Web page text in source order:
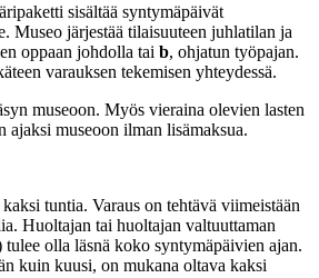
sisältää syntymäpäivät
Museo järjestää tilaisuuteen juhlatilan ja
oppaan johdolla tai b, ohjatun työpajan.
varauksen tekemisen yhteydessä.
museoon. Myös vieraina olevien lasten
ajaksi museoon ilman lisämaksua.
tuntia. Varaus on tehtävä viimeistään
Huoltajan tai huoltajan valtuuttaman
olla läsnä koko syntymäpäivien ajan.
kuin kuusi, on mukana oltava kaksi